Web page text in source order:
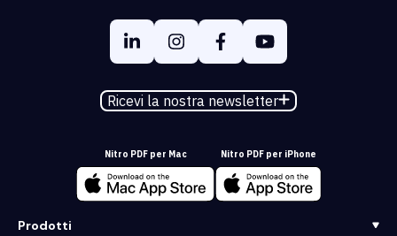
Ricevi la nostra newsletter
Nitro PDF per Mac Nitro PDF per iPhone
Prodotti